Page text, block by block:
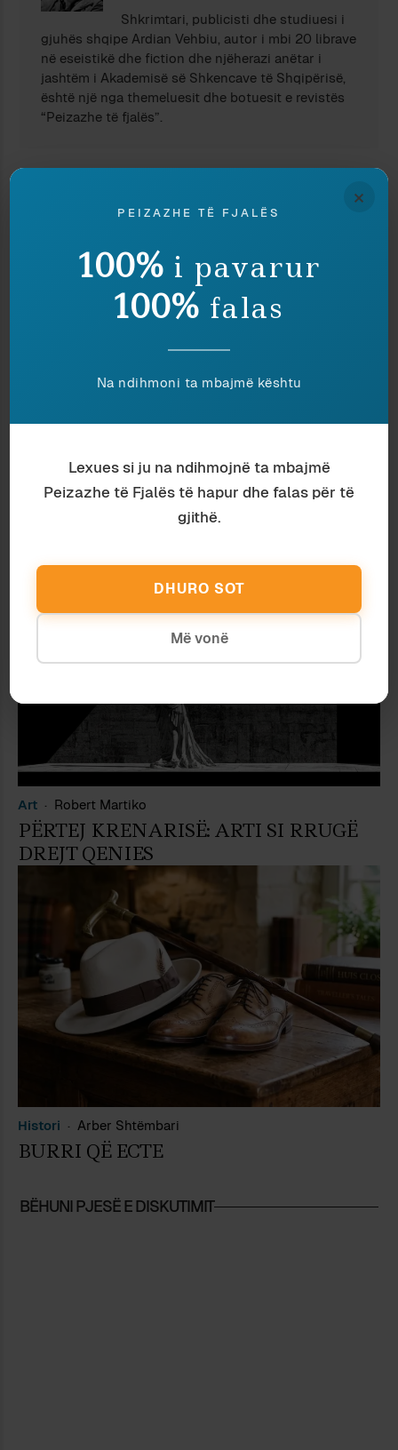
Shkrimtari, publicisti dhe studiuesi i
gjuhës shqipe Ardian Vehbiu, autor i mbi 20 librave
në eseistikë dhe fiction dhe njëherazi anëtar i
jashtëm i Akademisë së Shkencave të Shqipërisë,
është një nga themeluesit dhe botuesit e revistës
“Peizazhe të fjalës”.
Antropologji Aourela Vintou
T’I SHËRBESH TRADITËS APO JO? KJO
Art Robert Martiko
PËRTEJ KRENARISË: ARTI SI RRUGË
DREJT QENIES
Histori Arber Shtëmbari
BURRI QË ECTE
BËHUNI PJESË E DISKUTIMIT
×
PEIZAZHE TË FJALËS
100% i pavarur
100% falas
Na ndihmoni ta mbajmë kështu
Lexues si ju na ndihmojnë ta mbajmë
Peizazhe të Fjalës të hapur dhe falas për të
gjithë.
DHURO SOT
Më vonë